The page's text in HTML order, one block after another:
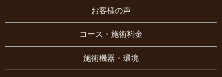
お客様の声
コース・施術料金
施術機器・環境